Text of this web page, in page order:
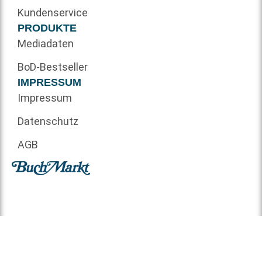
Kundenservice
PRODUKTE
Mediadaten
BoD-Bestseller
IMPRESSUM
Impressum
Datenschutz
AGB